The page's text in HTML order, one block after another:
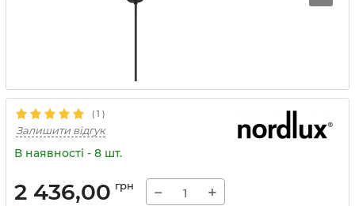
( 1 )
Залишити відгук
В наявності - 8 шт.
2 436,00 грн − +